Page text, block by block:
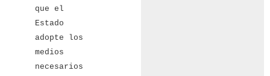
que el
Estado
adopte los
medios
necesarios